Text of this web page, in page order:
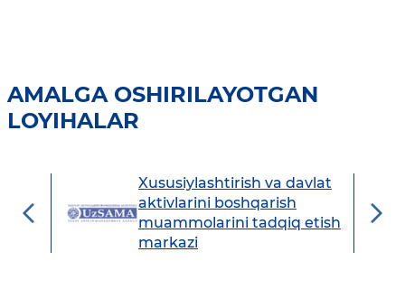
AMALGA OSHIRILAYOTGAN
LOYIHALAR
Xususiylashtirish va davlat
aktivlarini boshqarish
muammolarini tadqiq etish
markazi